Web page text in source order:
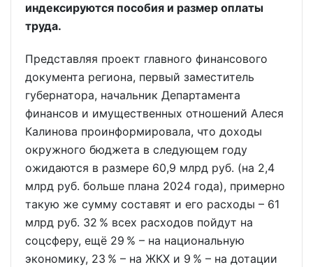
индексируются пособия и размер оплаты
труда.
Представляя проект главного финансового
документа региона, первый заместитель
губернатора, начальник Департамента
финансов и имущественных отношений Алеся
Калинова проинформировала, что доходы
окружного бюджета в следующем году
ожидаются в размере 60,9 млрд руб. (на 2,4
млрд руб. больше плана 2024 года), примерно
такую же сумму составят и его расходы – 61
млрд руб. 32 % всех расходов пойдут на
соцсферу, ещё 29 % – на национальную
экономику, 23 % – на ЖКХ и 9 % – на дотации